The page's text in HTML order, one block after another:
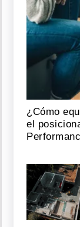
asegura
que
el
infarto
que
sufrió
mejor
que
le
pasó
2026
¿Cómo
el